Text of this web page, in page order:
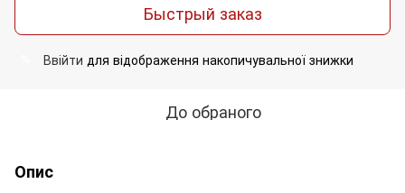
Быстрый заказ
Ввійти для відображення накопичувальної знижки
До обраного
Опис